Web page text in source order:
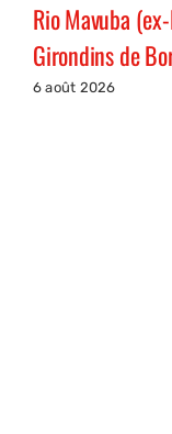
Rio Mavuba
Girondins de
6 août 2026